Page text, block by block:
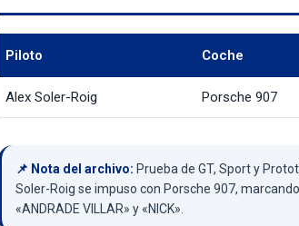
Piloto Coche
Alex Soler-Roig Porsche 907
📌 Nota del archivo: Prueba de GT, Sport y
Soler-Roig se impuso con Porsche 907,
«ANDRADE VILLAR» y «NICK».